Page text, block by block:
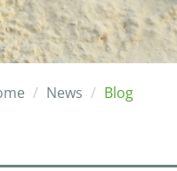
News Blog